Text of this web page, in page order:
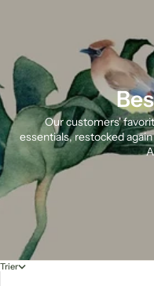
Our customers'
essentials, restocked
Trier